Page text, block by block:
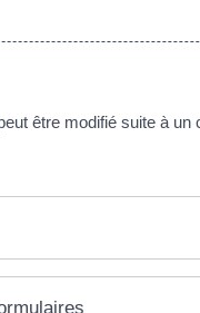
être modifié suite à